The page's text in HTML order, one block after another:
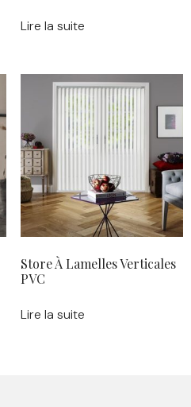
sur 5
Lire la suite
Store À Lamelles Verticales
PVC
Lire la suite